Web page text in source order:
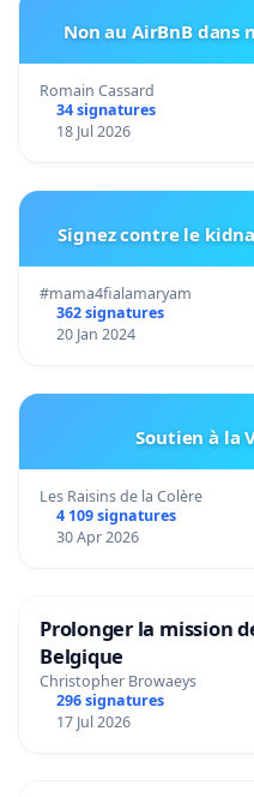
Non au AirBnB dans
Romain Cassard
34 signatures
18 Jul 2026
Signez contre le
#mama4fialamaryam
362 signatures
20 Jan 2024
Soutien à la
Les Raisins de la Colère
4 109 signatures
30 Apr 2026
Prolonger la mission
Belgique
Christopher Browaeys
296 signatures
17 Jul 2026